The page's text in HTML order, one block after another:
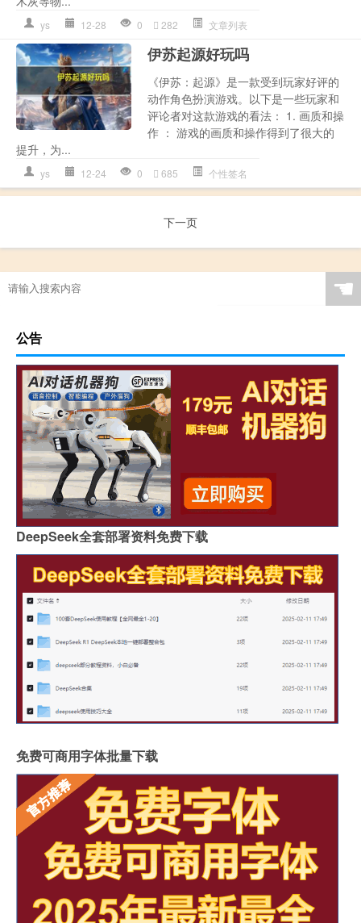
ys 12-28 0 282 文章列表
伊苏起源好玩吗
《伊苏：起源》是一款受到玩家好评的
动作角色扮演游戏。以下是一些玩家和
评论者对这款游戏的看法： 1. 画质和操
作 ： 游戏的画质和操作得到了很大的
提升，为...
ys 12-24 0 685 个性签名
下一页
☚
公告
DeepSeek全套部署资料免费下载
免费可商用字体批量下载